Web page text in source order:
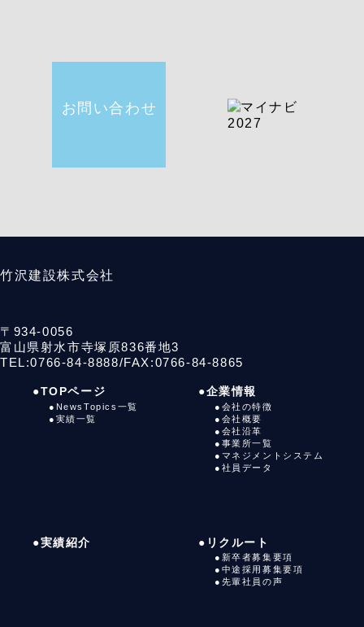
お問い合わせ
竹沢建設株式会社
〒934-0056
富山県射水市寺塚原836番地3
TEL:0766-84-8888/FAX:0766-84-8865
●TOPページ
●NewsTopics一覧
●実績一覧
●企業情報
●会社の特徴
●会社概要
●会社沿革
●事業所一覧
●マネジメントシステム
●社員データ
●実績紹介 ●リクルート
●新卒者募集要項
●中途採用募集要項
●先輩社員の声